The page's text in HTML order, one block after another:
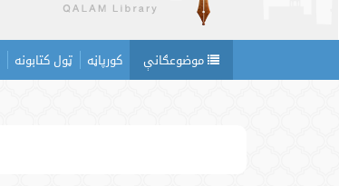
موضوعګانې کورپاڼه ټول کتابونه